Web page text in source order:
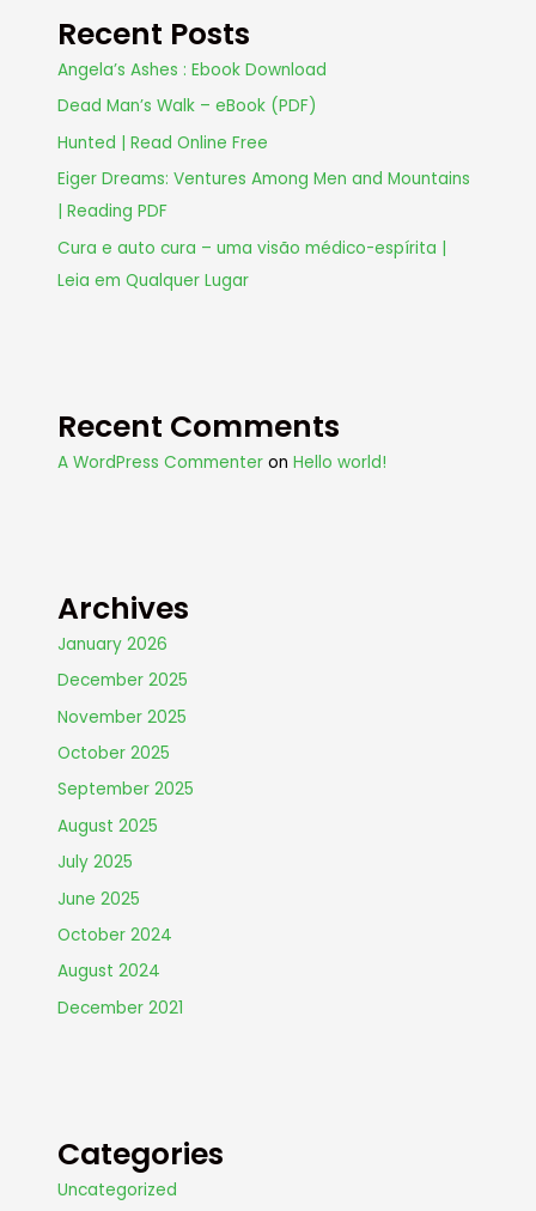
Recent Posts
Angela’s Ashes : Ebook Download
Dead Man’s Walk – eBook (PDF)
Hunted | Read Online Free
Eiger Dreams: Ventures Among Men and Mountains
| Reading PDF
Cura e auto cura – uma visão médico-espírita |
Leia em Qualquer Lugar
Recent Comments
A WordPress Commenter onHello world!
Archives
January 2026
December 2025
November 2025
October 2025
September 2025
August 2025
July 2025
June 2025
October 2024
August 2024
December 2021
Categories
Uncategorized